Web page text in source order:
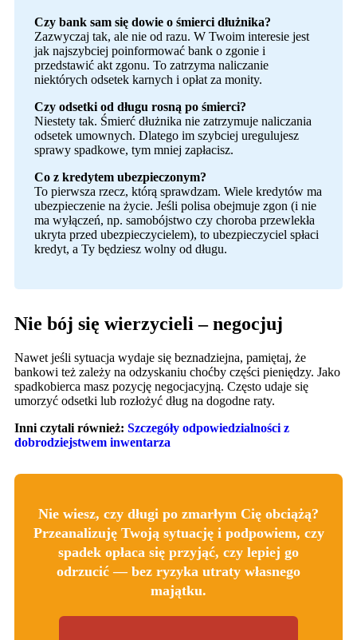
Czy bank sam się dowie o śmierci dłużnika?
Zazwyczaj tak, ale nie od razu. W Twoim interesie jest
jak najszybciej poinformować bank o zgonie i
przedstawić akt zgonu. To zatrzyma naliczanie
niektórych odsetek karnych i opłat za monity.
Czy odsetki od długu rosną po śmierci?
Niestety tak. Śmierć dłużnika nie zatrzymuje naliczania
odsetek umownych. Dlatego im szybciej uregulujesz
sprawy spadkowe, tym mniej zapłacisz.
Co z kredytem ubezpieczonym?
To pierwsza rzecz, którą sprawdzam. Wiele kredytów ma
ubezpieczenie na życie. Jeśli polisa obejmuje zgon (i nie
ma wyłączeń, np. samobójstwo czy choroba przewlekła
ukryta przed ubezpieczycielem), to ubezpieczyciel spłaci
kredyt, a Ty będziesz wolny od długu.
Nie bój się wierzycieli – negocjuj
Nawet jeśli sytuacja wydaje się beznadziejna, pamiętaj, że
bankowi też zależy na odzyskaniu choćby części pieniędzy. Jako
spadkobierca masz pozycję negocjacyjną. Często udaje się
umorzyć odsetki lub rozłożyć dług na dogodne raty.
Inni czytali również: Szczegóły odpowiedzialności z
dobrodziejstwem inwentarza
Nie wiesz, czy długi po zmarłym Cię obciążą?
Przeanalizuję Twoją sytuację i podpowiem, czy
spadek opłaca się przyjąć, czy lepiej go
odrzucić — bez ryzyka utraty własnego
majątku.